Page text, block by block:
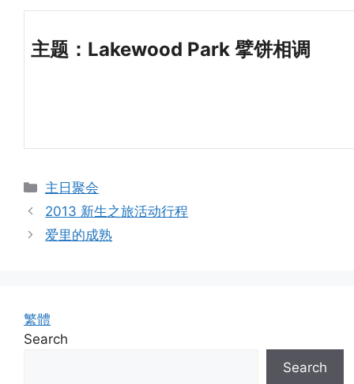
主题：Lakewood Park 擘饼相调
Categories
主日聚会
2013 新生之旅活动行程
爱里的成熟
繁體
Search
Search